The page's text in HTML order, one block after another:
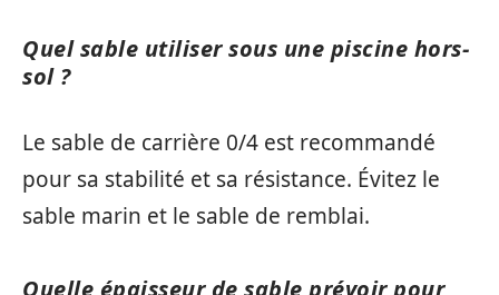
Quel sable utiliser sous une piscine hors-
sol ?
Le sable de carrière 0/4 est recommandé
pour sa stabilité et sa résistance. Évitez le
sable marin et le sable de remblai.
Quelle épaisseur de sable prévoir pour